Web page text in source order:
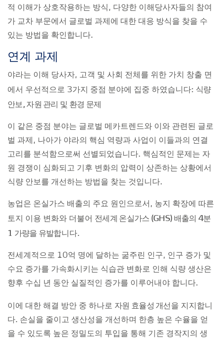
적 이해가 상호작용하는 방식, 다양한 이해당사자들의 참여
가 교차 부문에서 글로벌 과제에 대한 대응 방식을 찾을 수
있는 방법을 확인합니다.
연계 과제
야라는 이해 당사자, 고객 및 사회 전체를 위한 가치 창출 면
에서 우선적으로 3가지 중점 분야에 집중 하였습니다: 식량
안보, 자원 관리 및 환경 문제
이 같은 중점 분야는 글로벌 메카트렌드와 이와 관련된 글로
벌 과제, 나아가 야라의 핵심 역량과 사업이 이들과의 연결
고리를 분석함으로써 선별되었습니다. 핵심적인 문제는 자
원 경쟁이 심화되고 기후 변화의 압력이 상존하는 상황에서
식량 안보를 개선하는 방법을 찾는 것입니다.
농업은 온실가스 배출의 주요 원인으로서, 농지 확장에 따른
토지 이용 변화와 더불어 전세계 온실가스 (GHS) 배출의 4분
1 가량을 유발합니다.
전세계적으로 10억 명에 달하는 굶주린 인구, 인구 증가 및
수요 증가를 가속화시키는 식습관 변화로 인해 식량 생산은
향후 수십 년 동안 실질적인 증가를 이루어내야 합니다.
이에 대한 해결 방안 중 하나로 자원 효율성 개선을 지지합니
다. 손실을 줄이고 생산성을 개선하며 한층 높은 수율을 얻
을 수 있도록 높은 정밀도의 투입을 통해 기존 경작지의 생